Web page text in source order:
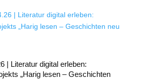
| Literatur digital erleben:
„Harig lesen – Geschichten